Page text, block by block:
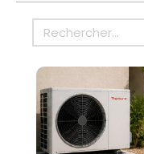
Rechercher